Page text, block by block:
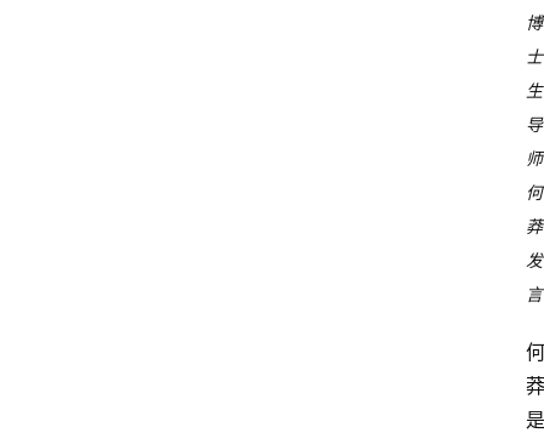
博
士
生
导
师
何
莽
发
言
何
莽
是